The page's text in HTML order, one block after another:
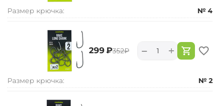
Размер крючка: № 4
‍299‍ ₽‍352‍₽ +
−
Размер крючка: № 2